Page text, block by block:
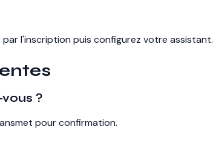
l'inscription puis configurez votre assistant.
?
pour confirmation.